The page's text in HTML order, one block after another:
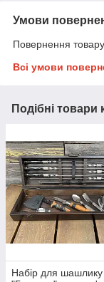
Умови
Повернення
Всі умови
Подібні товари
Набір для шашлику